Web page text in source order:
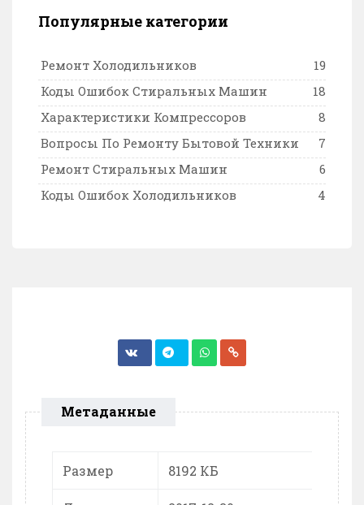
Популярные категории
Ремонт Холодильников
19
Коды Ошибок Стиральных Машин
18
Характеристики Компрессоров
8
Вопросы По Ремонту Бытовой Техники
7
Ремонт Стиральных Машин
6
Коды Ошибок Холодильников
4
Метаданные
Размер 8192 КБ